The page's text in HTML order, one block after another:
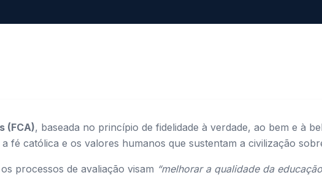
(FCA), baseada no princípio de fidelidade à verdade, ao bem e à
fé católica e os valores humanos que sustentam a civilização
processos de avaliação visam “melhorar a qualidade da